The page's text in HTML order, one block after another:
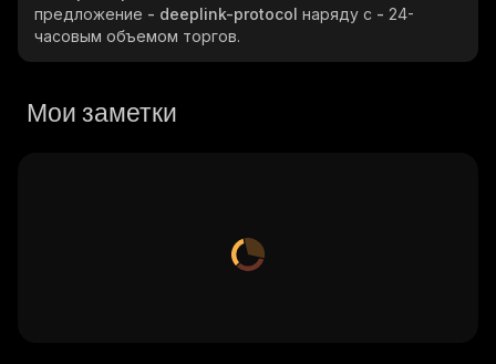
предложение - deeplink-protocol наряду с - 24-
часовым объемом торгов.
Мои заметки